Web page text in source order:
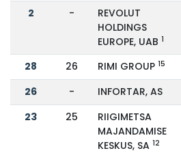
2 -
REVOLUT
HOLDINGS
EUROPE, UAB 1
28 26 RIMI GROUP 15
26
- INFORTAR, AS
23
25
RIIGIMETSA
MAJANDAMISE
KESKUS, SA 12